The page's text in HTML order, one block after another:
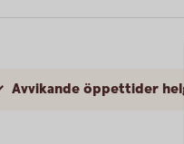
Avvikande öppettider